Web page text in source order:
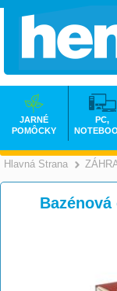
Hlavná Strana
JARNÉ
POMÔCKY
PC,